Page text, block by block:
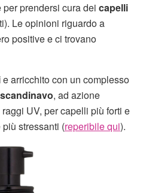
prendersi cura dei capelli
Le opinioni riguardo a
positive e ci trovano
e arricchito con un complesso
, ad azione
UV, per capelli più forti e
stressanti (reperibile qui).